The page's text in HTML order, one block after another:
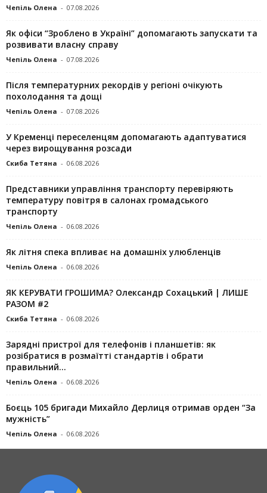
Чепіль Олена - 07.08.2026
Як офіси “Зроблено в Україні” допомагають запускaти та
розвивати власну справу
Чепіль Олена - 07.08.2026
Після температурних рекордів у регіоні очікують
похолодання та дощі
Чепіль Олена - 07.08.2026
У Кременці переселенцям допомагають адаптуватися
через вирощування розсади
Скиба Тетяна - 06.08.2026
Представники управління транспорту перевіряють
температуру повітря в салонах громадського
транспорту
Чепіль Олена - 06.08.2026
Як літня спека впливає на домашніх улюбленців
Чепіль Олена - 06.08.2026
ЯК КЕРУВАТИ ГРОШИМА? Олександр Сохацький | ЛИШЕ
РАЗОМ #2
Скиба Тетяна - 06.08.2026
Зарядні пристрої для телефонів і планшетів: як
розібратися в розмаїтті стандартів і обрати
правильний...
Чепіль Олена - 06.08.2026
Боєць 105 бригади Михайло Дерлиця отримав орден “За
мужність”
Чепіль Олена - 06.08.2026